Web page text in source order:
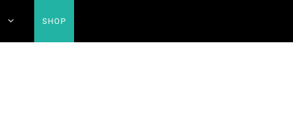
SHOP